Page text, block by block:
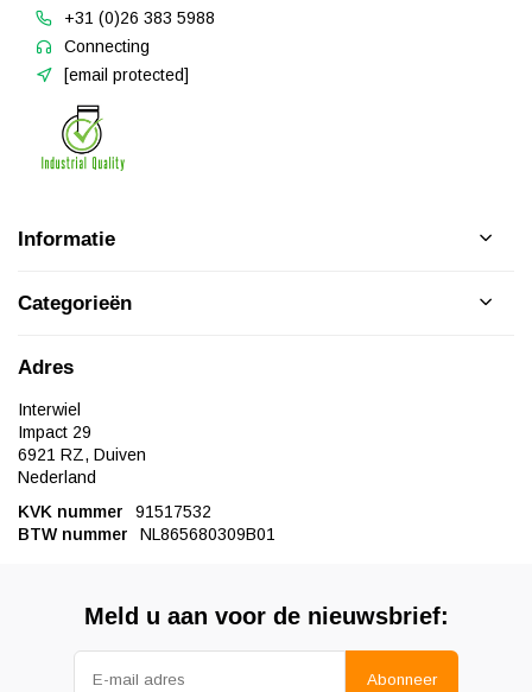
+31 (0)26 383 5988
Connecting
[email protected]
Informatie
Categorieën
Adres
Interwiel
Impact 29
6921 RZ, Duiven
Nederland
KVK nummer
91517532
BTW nummer
NL865680309B01
Meld u aan voor de nieuwsbrief:
Abonneer